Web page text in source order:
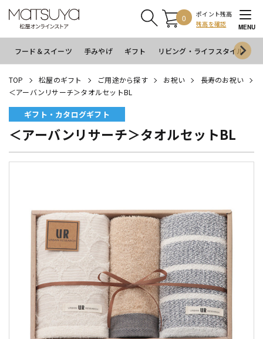
0
ポイント残高
残高を確認
MENU
フード＆スイーツ 手みやげ ギフト リビング・ライフスタイル
TOP 松屋のギフト ご用途から探す お祝い
長寿のお祝い
＜アーバンリサーチ＞タオルセットBL
ギフト・カタログギフト
＜アーバンリサーチ＞タオルセットBL